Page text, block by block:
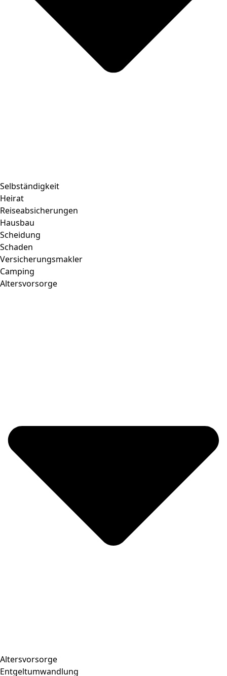
Selbständigkeit
Heirat
Reiseabsicherungen
Hausbau
Scheidung
Schaden
Versicherungsmakler
Camping
Altersvorsorge
Altersvorsorge
Entgeltumwandlung